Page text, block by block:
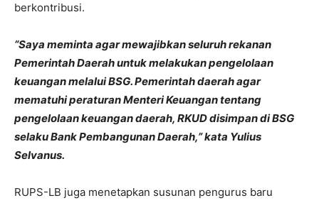
berkontribusi.
“Saya meminta agar mewajibkan seluruh rekanan
Pemerintah Daerah untuk melakukan pengelolaan
keuangan melalui BSG. Pemerintah daerah agar
mematuhi peraturan Menteri Keuangan tentang
pengelolaan keuangan daerah, RKUD disimpan di BSG
selaku Bank Pembangunan Daerah,” kata Yulius
Selvanus.
RUPS-LB juga menetapkan susunan pengurus baru